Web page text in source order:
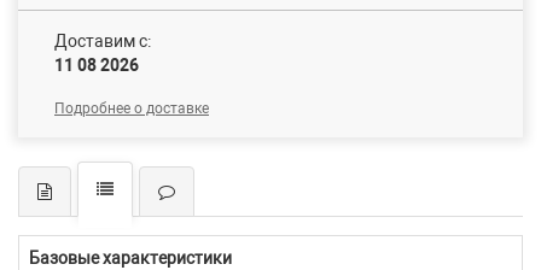
Доставим c:
11 08 2026
Подробнее о доставке
Базовые характеристики